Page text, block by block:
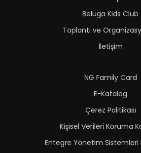
Beluga Kids Club
Toplantı ve
İletişim
NG Family Card
E-Katalog
Çerez Politikası
Kişisel Verileri Koruma
Entegre Yönetim Sistemleri